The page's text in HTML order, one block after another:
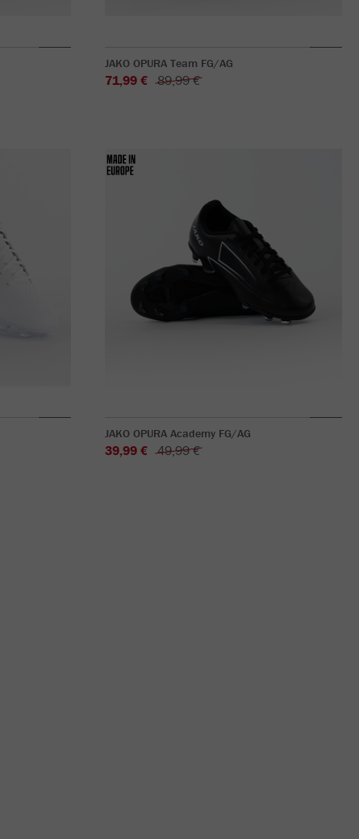
JAKO OPURA Team FG/AG
71,99 € 89,99 €
JAKO OPURA Academy FG/AG
39,99 € 49,99 €